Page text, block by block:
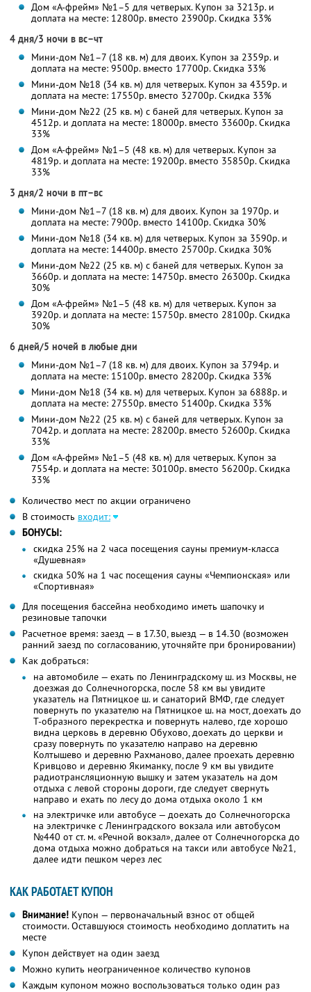
Дом «А-фрейм» №1–5 для четверых. Купон за 3213р. и
доплата на месте: 12800р. вместо 23900р. Скидка 33%
4 дня/3 ночи в вс–чт
Мини-дом №1–7 (18 кв. м) для двоих. Купон за 2359р. и
доплата на месте: 9500р. вместо 17700р. Скидка 33%
Мини-дом №18 (34 кв. м) для четверых. Купон за 4359р. и
доплата на месте: 17550р. вместо 32700р. Скидка 33%
Мини-дом №22 (25 кв. м) с баней для четверых. Купон за
4512р. и доплата на месте: 18000р. вместо 33600р. Скидка
33%
Дом «А-фрейм» №1–5 (48 кв. м) для четверых. Купон за
4819р. и доплата на месте: 19200р. вместо 35850р. Скидка
33%
3 дня/2 ночи в пт–вс
Мини-дом №1–7 (18 кв. м) для двоих. Купон за 1970р. и
доплата на месте: 7900р. вместо 14100р. Скидка 30%
Мини-дом №18 (34 кв. м) для четверых. Купон за 3590р. и
доплата на месте: 14400р. вместо 25700р. Скидка 30%
Мини-дом №22 (25 кв. м) с баней для четверых. Купон за
3660р. и доплата на месте: 14750р. вместо 26300р. Скидка
30%
Дом «А-фрейм» №1–5 (48 кв. м) для четверых. Купон за
3920р. и доплата на месте: 15750р. вместо 28100р. Скидка
30%
6 дней/5 ночей в любые дни
Мини-дом №1–7 (18 кв. м) для двоих. Купон за 3794р. и
доплата на месте: 15100р. вместо 28200р. Скидка 33%
Мини-дом №18 (34 кв. м) для четверых. Купон за 6888р. и
доплата на месте: 27550р. вместо 51400р. Скидка 33%
Мини-дом №22 (25 кв. м) с баней для четверых. Купон за
7042р. и доплата на месте: 28200р. вместо 52600р. Скидка
33%
Дом «А-фрейм» №1–5 (48 кв. м) для четверых. Купон за
7554р. и доплата на месте: 30100р. вместо 56200р. Скидка
33%
Количество мест по акции ограничено
В стоимость входит:
БОНУСЫ:
скидка 25% на 2 часа посещения сауны премиум-класса
«Душевная»
скидка 50% на 1 час посещения сауны «Чемпионская» или
«Спортивная»
Для посещения бассейна необходимо иметь шапочку и
резиновые тапочки
Расчетное время: заезд — в 17.30, выезд — в 14.30 (возможен
ранний заезд по согласованию, уточняйте при бронировании)
Как добраться:
на автомобиле — ехать по Ленинградскому ш. из Москвы, не
доезжая до Солнечногорска, после 58 км вы увидите
указатель на Пятницкое ш. и санаторий ВМФ, где следует
повернуть по указателю на Пятницкое ш. на мост, доехать до
Т-образного перекрестка и повернуть налево, где хорошо
видна церковь в деревню Обухово, доехать до церкви и
сразу повернуть по указателю направо на деревню
Колтышево и деревню Рахманово, далее проехать деревню
Кривцово и деревню Якиманку, после 9 км вы увидите
радиотрансляционную вышку и затем указатель на дом
отдыха с левой стороны дороги, где следует свернуть
направо и ехать по лесу до дома отдыха около 1 км
на электричке или автобусе — доехать до Солнечногорска
на электричке с Ленинградского вокзала или автобусом
№440 от ст. м. «Речной вокзал», далее от Солнечногорска до
дома отдыха можно добраться на такси или автобусе №21,
далее идти пешком через лес
КАК РАБОТАЕТ КУПОН
Внимание! Купон — первоначальный взнос от общей
стоимости. Оставшуюся стоимость необходимо доплатить на
месте
Купон действует на один заезд
Можно купить неограниченное количество купонов
Каждым купоном можно воспользоваться только один раз